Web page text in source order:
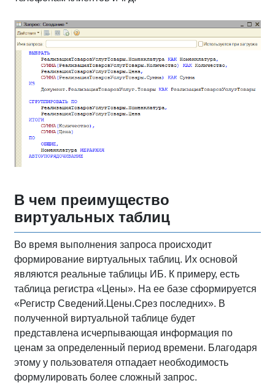
В чем преимущество
виртуальных таблиц
Во время выполнения запроса происходит
формирование виртуальных таблиц. Их основой
являются реальные таблицы ИБ. К примеру, есть
таблица регистра «Цены». На ее базе сформируется
«Регистр Сведений.Цены.Срез последних». В
полученной виртуальной таблице будет
представлена исчерпывающая информация по
ценам за определенный период времени. Благодаря
этому у пользователя отпадает необходимость
формулировать более сложный запрос.